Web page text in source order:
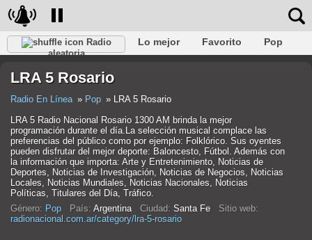
Radio
aleatoria
Lo mejor Favorito
Pop
Rap
Trans Falk
LRA 5 Rosario
Radio En Línea Pop
LRA 5 Rosario
LRA 5 Radio Nacional Rosario 1300 AM brinda la mejor
programación durante el día.La selección musical complace las
preferencias del público como por ejemplo: Folklórico. Sus oyentes
pueden disfrutar del mejor deporte: Baloncesto, Fútbol. Además con
la información que importa: Arte y Entretenimiento, Noticias de
Deportes, Noticias de Investigación, Noticias de Negocios, Noticias
Locales, Noticias Mundiales, Noticias Nacionales, Noticias
Políticas, Titulares del Día, Tráfico.
Género: Pop País: Argentina Ciudad: Santa Fe Sitio web:
radionacional.com.ar/category/lra-5-rosario